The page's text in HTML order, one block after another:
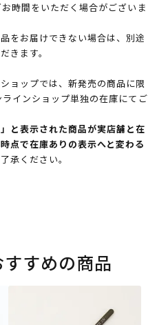
時間をいただく場合がございま
をお届けできない場合は、別途
きます。
ョップでは、新発売の商品に限
インショップ単独の在庫にてご
と表示された商品が実店舗と在
点で在庫ありの表示へと変わる
承ください。
すめの商品